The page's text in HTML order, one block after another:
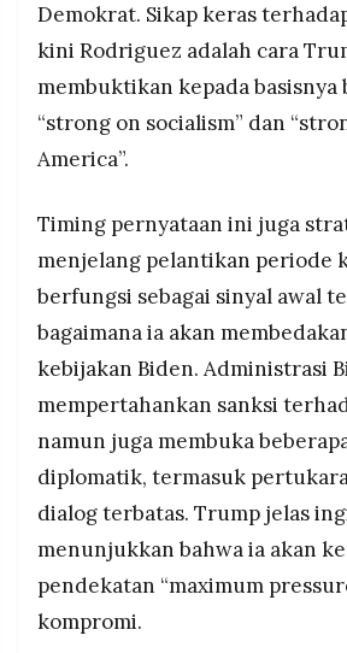
Demokrat. Sikap keras
kini Rodriguez adalah cara
membuktikan kepada basisnya
“strong on socialism” dan
America”.
Timing pernyataan ini juga
menjelang pelantikan periode
berfungsi sebagai sinyal awal
bagaimana ia akan
kebijakan Biden. Administrasi
mempertahankan sanksi
namun juga membuka
diplomatik, termasuk
dialog terbatas. Trump jelas
menunjukkan bahwa ia akan
pendekatan “maximum
kompromi.